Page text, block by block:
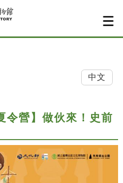
中文
令營】做伙來！史前